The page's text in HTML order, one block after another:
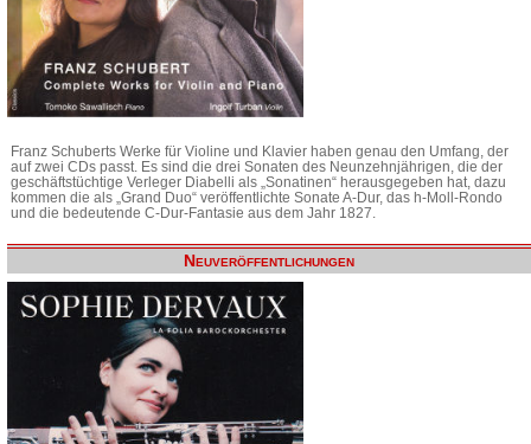
Franz Schuberts Werke für Violine und Klavier haben genau den Umfang, der
auf zwei CDs passt. Es sind die drei Sonaten des Neunzehnjährigen, die der
geschäftstüchtige Verleger Diabelli als „Sonatinen“ herausgegeben hat, dazu
kommen die als „Grand Duo“ veröffentlichte Sonate A-Dur, das h-Moll-Rondo
und die bedeutende C-Dur-Fantasie aus dem Jahr 1827.
Neuveröffentlichungen